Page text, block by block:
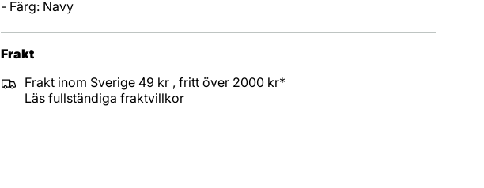
- Färg: Navy
Frakt
Frakt inom Sverige 49 kr , fritt över 2000 kr*
Läs fullständiga fraktvillkor